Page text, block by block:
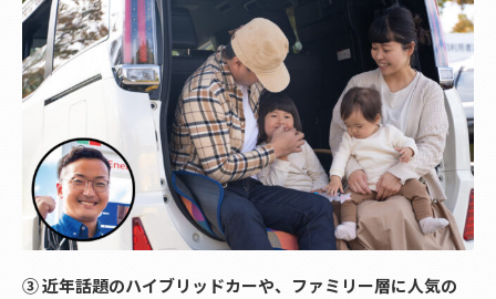
➂ 近年話題のハイブリッドカーや、ファミリー層に人気の